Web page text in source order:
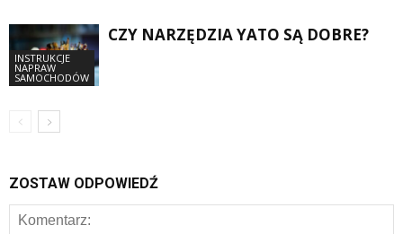
INSTRUKCJE
NAPRAW
SAMOCHODÓW
CZY NARZĘDZIA YATO SĄ DOBRE?
ZOSTAW ODPOWIEDŹ